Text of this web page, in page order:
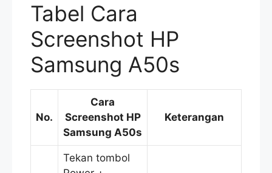
Tabel Cara
Screenshot HP
Samsung A50s
No.
Cara
Screenshot HP
Samsung A50s
Keterangan
Tekan tombol